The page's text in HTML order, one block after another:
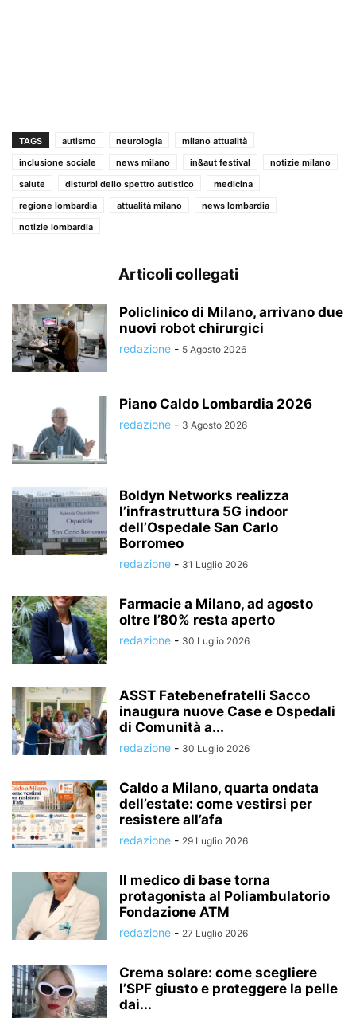
TAGS autismo neurologia
milano attualità
inclusione sociale
news milano in&aut festival
notizie milano
salute
disturbi dello spettro autistico
medicina
regione lombardia
attualità milano
news lombardia
notizie lombardia
Articoli collegati
Policlinico di Milano, arrivano due
nuovi robot chirurgici
redazione - 5 Agosto 2026
Piano Caldo Lombardia 2026
redazione - 3 Agosto 2026
Boldyn Networks realizza
l’infrastruttura 5G indoor
dell’Ospedale San Carlo
Borromeo
redazione - 31 Luglio 2026
Farmacie a Milano, ad agosto
oltre l’80% resta aperto
redazione - 30 Luglio 2026
ASST Fatebenefratelli Sacco
inaugura nuove Case e Ospedali
di Comunità a...
redazione - 30 Luglio 2026
Caldo a Milano, quarta ondata
dell’estate: come vestirsi per
resistere all’afa
redazione - 29 Luglio 2026
Il medico di base torna
protagonista al Poliambulatorio
Fondazione ATM
redazione - 27 Luglio 2026
Crema solare: come scegliere
l’SPF giusto e proteggere la pelle
dai...